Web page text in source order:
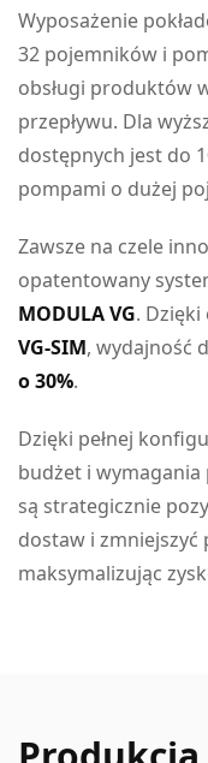
Wyposażenie
32 pojemników i
obsługi produktów
przepływu. Dla
dostępnych jest do
pompami o dużej
Zawsze na czele
opatentowany
MODULA VG.
VG-SIM, wydajność
o 30%.
Dzięki pełnej
budżet i
są strategicznie
dostaw i
maksymalizując